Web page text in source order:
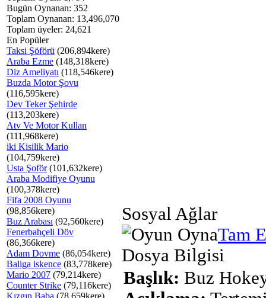
Bugün Oynanan: 352
Toplam Oynanan: 13,496,070
Toplam üyeler: 24,621
En Popüler
Taksi Şöförü (206,894kere)
Araba Ezme (148,318kere)
Diz Ameliyatı (118,546kere)
Buzda Motor Şovu
(116,595kere)
Dev Teker Şehirde
(113,203kere)
Atv Ve Motor Kullan
(111,968kere)
iki Kisilik Mario
(104,759kere)
Usta Şoför(101,632kere)
Araba Modifiye Oyunu
(100,378kere)
Fifa 2008 Oyunu
(98,856kere)
Buz Arabası (92,560kere)
Fenerbahçeli Döv
(86,366kere)
Adam Dovme (86,054kere)
Baliga iskence (83,778kere)
Mario 2007 (79,214kere)
Counter Strike (79,116kere)
Kızgın Baba (78,659kere)
Sosyal Ağlar
Tam
Dosya Bilgisi
Başlık: Buz